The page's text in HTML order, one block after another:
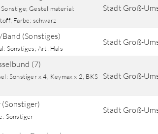
Gestellmaterial:
Farbe: schwarz
Stadt Groß-
(Sonstiges)
Sonstiges; Art: Hals
Stadt Groß-
(7)
Sonstiger x 4, Keymax x 2, BKS
Stadt Groß-
(Sonstiger)
Sonstiger
Stadt Groß-